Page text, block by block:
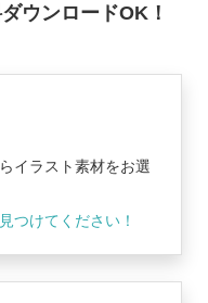
ウンロードOK！
イラスト素材をお選
つけてください！